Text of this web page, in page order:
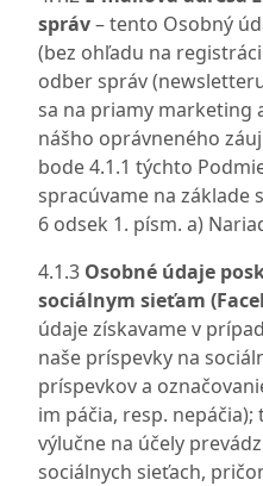
správ– tento Osobný
(bez ohľadu na
odber správ
sa na priamy marketing
nášho oprávneného
bode 4.1.1 týchto
spracúvame na základe
6 odsek 1. písm. a)
4.1.3 Osobné údaje
sociálnym sieťam
údaje získavame v
naše príspevky na
príspevkov a
im páčia, resp.
výlučne na účely
sociálnych sieťach,